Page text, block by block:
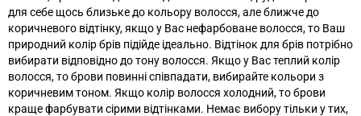
для себе щось близьке до кольору волосся, але ближче до
коричневого відтінку, якщо у Вас нефарбоване волосся, то Ваш
природний колір брів підійде ідеально. Відтінок для брів потрібно
вибирати відповідно до тону волосся. Якщо у Вас теплий колір
волосся, то брови повинні співпадати, вибирайте кольори з
коричневим тоном. Якщо колір волосся холодний, то брови
краще фарбувати сірими відтінками. Немає вибору тільки у тих,